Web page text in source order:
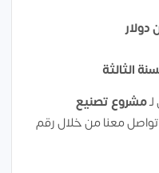
الثالثة
مشروع تصنيع
تواصل معنا من خلال رقم